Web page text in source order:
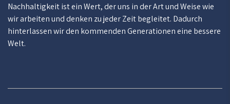
Nachhaltigkeit ist ein Wert, der uns in der Art und Weise wie
wir arbeiten und denken zu jeder Zeit begleitet. Dadurch
hinterlassen wir den kommenden Generationen eine bessere
Welt.